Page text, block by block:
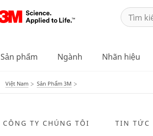
Sản phẩm Ngành Nhãn hiệu
Việt Nam Sản Phẩm 3M
CÔNG TY CHÚNG TÔI TIN TỨC